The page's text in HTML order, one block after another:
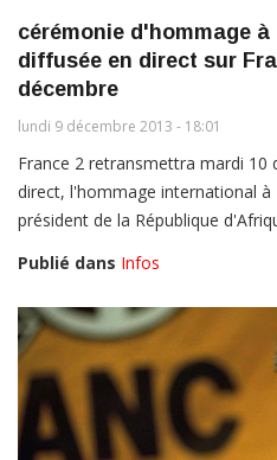
cérémonie d'hommage
diffusée en direct sur
décembre
lundi 9 décembre 2013 - 18:01
France 2 retransmettra mardi 10
direct, l'hommage international à
président de la République
Publié dans Infos